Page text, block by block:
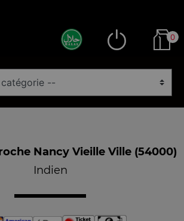
0
Nancy Vieille Ville (54000)
Indien